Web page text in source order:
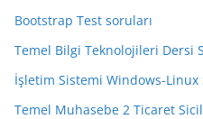
Bootstrap Test soruları
Temel Bilgi Teknolojileri Dersi
İşletim Sistemi Windows-Linux
Temel Muhasebe 2 Ticaret